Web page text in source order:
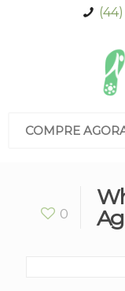
COMPRE
0